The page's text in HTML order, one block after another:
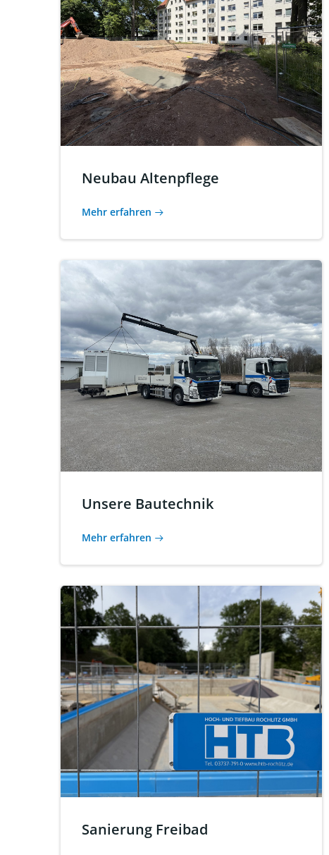
Neubau Altenpflege
Mehr erfahren
Unsere Bautechnik
Mehr erfahren
Sanierung Freibad